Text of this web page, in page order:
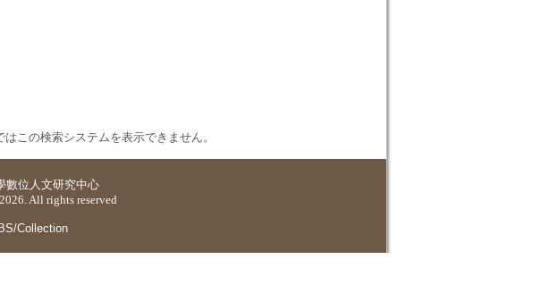
この検索システムを表示できません。
數位人文研究中心
All rights reserved
Collection